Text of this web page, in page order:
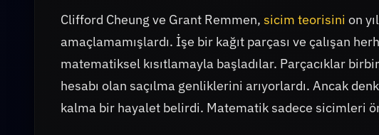
Clifford Cheung ve Grant Remmen, sicim teorisini on
amaçlamamışlardı. İşe bir kağıt parçası ve çalışan
matematiksel kısıtlamayla başladılar. Parçacıklar
hesabı olan saçılma genliklerini arıyorlardı. Ancak
kalma bir hayalet belirdi. Matematik sadece sicimleri